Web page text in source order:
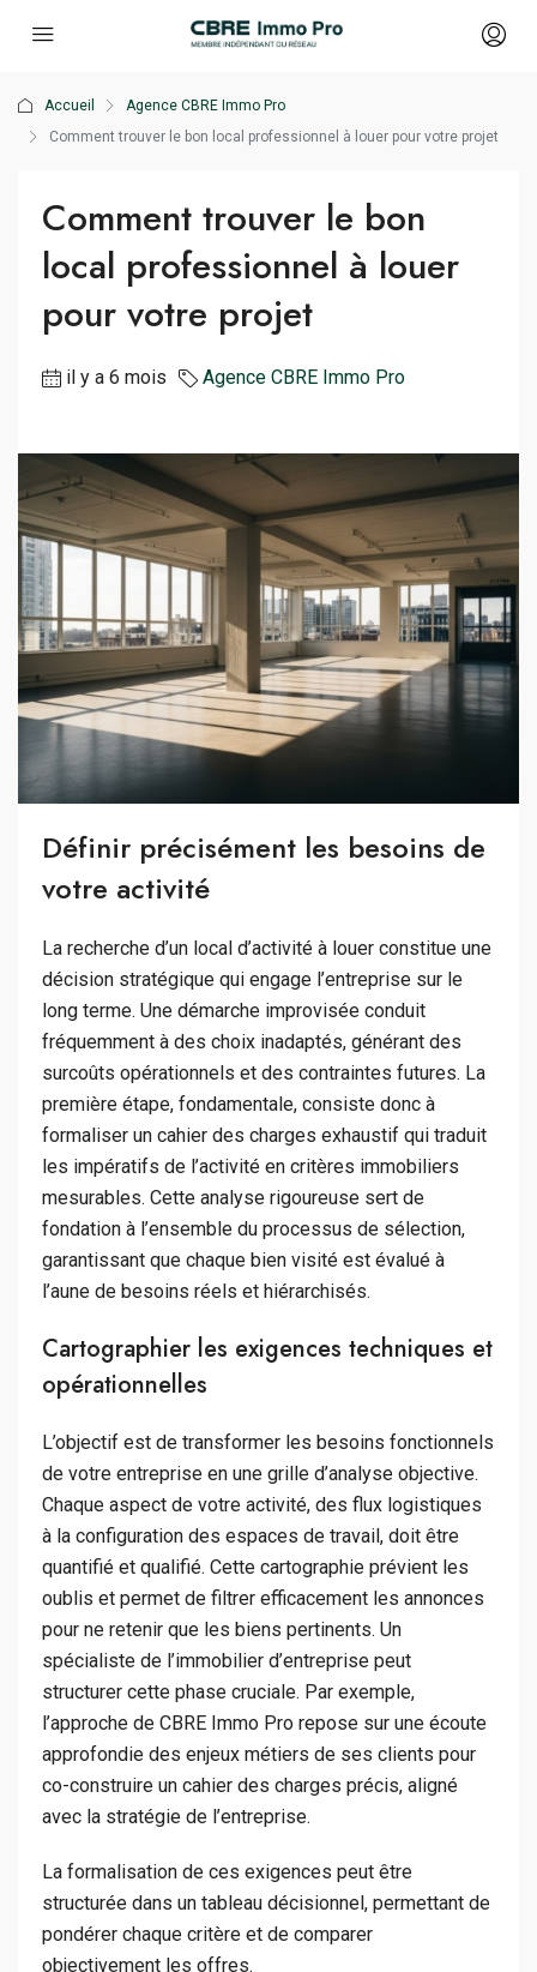
Accueil
Agence CBRE Immo Pro
Comment trouver le bon local professionnel à louer pour votre projet
Comment trouver le bon
local professionnel à louer
pour votre projet
il y a 6 mois Agence CBRE Immo Pro
Définir précisément les besoins de
votre activité
La recherche d’un local d’activité à louer constitue une
décision stratégique qui engage l’entreprise sur le
long terme. Une démarche improvisée conduit
fréquemment à des choix inadaptés, générant des
surcoûts opérationnels et des contraintes futures. La
première étape, fondamentale, consiste donc à
formaliser un cahier des charges exhaustif qui traduit
les impératifs de l’activité en critères immobiliers
mesurables. Cette analyse rigoureuse sert de
fondation à l’ensemble du processus de sélection,
garantissant que chaque bien visité est évalué à
l’aune de besoins réels et hiérarchisés.
Cartographier les exigences techniques et
opérationnelles
L’objectif est de transformer les besoins fonctionnels
de votre entreprise en une grille d’analyse objective.
Chaque aspect de votre activité, des flux logistiques
à la configuration des espaces de travail, doit être
quantifié et qualifié. Cette cartographie prévient les
oublis et permet de filtrer efficacement les annonces
pour ne retenir que les biens pertinents. Un
spécialiste de l’immobilier d’entreprise peut
structurer cette phase cruciale. Par exemple,
l’approche de CBRE Immo Pro repose sur une écoute
approfondie des enjeux métiers de ses clients pour
co-construire un cahier des charges précis, aligné
avec la stratégie de l’entreprise.
La formalisation de ces exigences peut être
structurée dans un tableau décisionnel, permettant de
pondérer chaque critère et de comparer
objectivement les offres.